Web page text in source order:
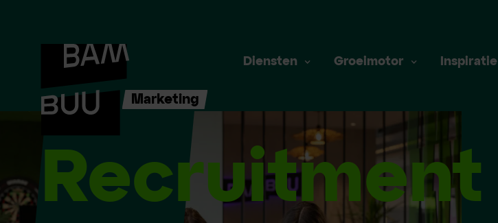
Marketing
Diensten Groeimotor Inspiratie
Recruitment